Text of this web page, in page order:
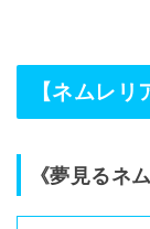
【ネムレ
《夢見るネ